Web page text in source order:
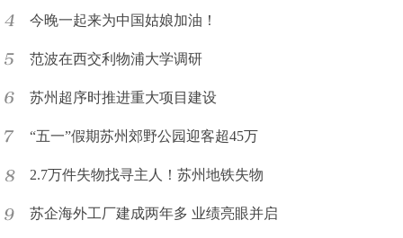
今晚一起来为中国姑娘加油！
范波在西交利物浦大学调研
苏州超序时推进重大项目建设
“五一”假期苏州郊野公园迎客超45万
2.7万件失物找寻主人！苏州地铁失物
苏企海外工厂建成两年多 业绩亮眼并启